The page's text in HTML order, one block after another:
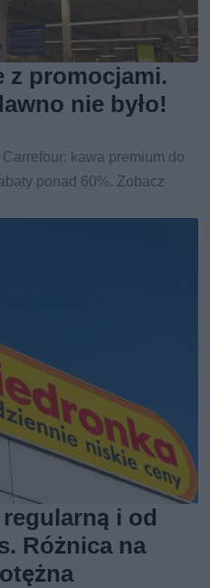
z promocjami.
nie było!
kawa premium do
ponad 60%. Zobacz
regularną i od
Różnica na